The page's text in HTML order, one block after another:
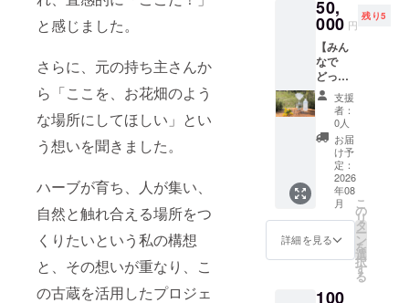
と感じました。
さらに、元の持ち主さんか
ら「ここを、お花畑のよう
な場所にしてほしい」とい
う想いを聞きました。
ハーブが育ち、人が集い、
自然と触れ合える場所をつ
くりたいという私の構想
と、その想いが重なり、こ
の古蔵を活用したプロジェ
ピー、
ジャー
マンカ
モミー
ル、
ローゼ
ル等 ・
産地：
日本 ・
開封後
は直射
日光の
当たら
ない場
所にて
保管の
上、お
早めに
くださ
ず備考
欄に掲
載され
るお名
前をご
記入く
ださい
時間
も、贅
沢なひ
とと
き。 世
界にひ
とつだ
けの一
杯を、
自分の
手で生
み出す
体験で
す。 ・
日程：
令和8年
8月8日
営業
おりま
す。 地
域にに
ぎわい
となり
わいを
生み出
す取り
組み
を、と
もに支
えてい
ただけ
ますと
幸いで
す。 ●
プレ
のご招
50,
000 円
残り5
【みん
なで
どっぷ
り体験
コース
（4名様
分）】
一日
どっぷ
り、
ハーブ
に浸る
特別な
体験（4
名様/4
時間の
畑で香
支援
者：
0人
お届
け予
定：
2026
年08
月
詳細を見る
こ
の
リ
タ
ー
ン
を
選
択
す
る
100